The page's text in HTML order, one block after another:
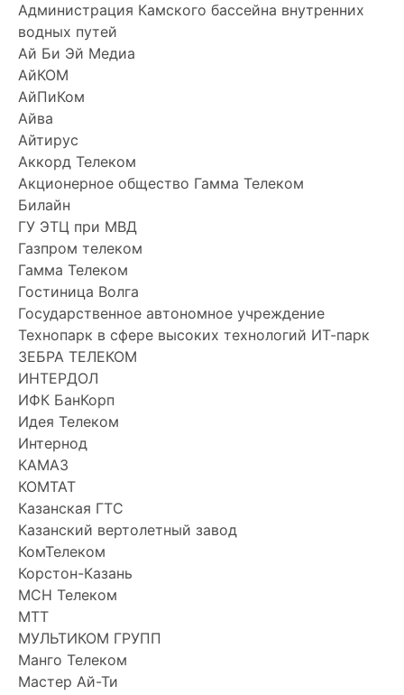
Администрация Камского бассейна внутренних
водных путей
Ай Би Эй Медиа
АйКОМ
АйПиКом
Айва
Айтирус
Аккорд Телеком
Акционерное общество Гамма Телеком
Билайн
ГУ ЭТЦ при МВД
Газпром телеком
Гамма Телеком
Гостиница Волга
Государственное автономное учреждение
Технопарк в сфере высоких технологий ИТ-парк
ЗЕБРА ТЕЛЕКОМ
ИНТЕРДОЛ
ИФК БанКорп
Идея Телеком
Интернод
КАМАЗ
КОМТАТ
Казанская ГТС
Казанский вертолетный завод
КомТелеком
Корстон-Казань
МСН Телеком
МТТ
МУЛЬТИКОМ ГРУПП
Манго Телеком
Мастер Ай-Ти